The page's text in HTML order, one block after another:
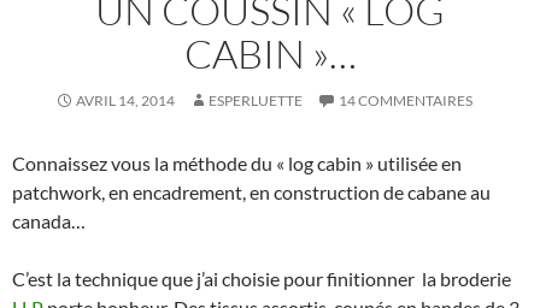
UN COUSSIN « LOG
CABIN »…
AVRIL 14, 2014 ESPERLUETTE 14 COMMENTAIRES
Connaissez vous la méthode du « log cabin » utilisée en
patchwork, en encadrement, en construction de cabane au
canada…
C’est la technique que j’ai choisie pour finitionner la broderie